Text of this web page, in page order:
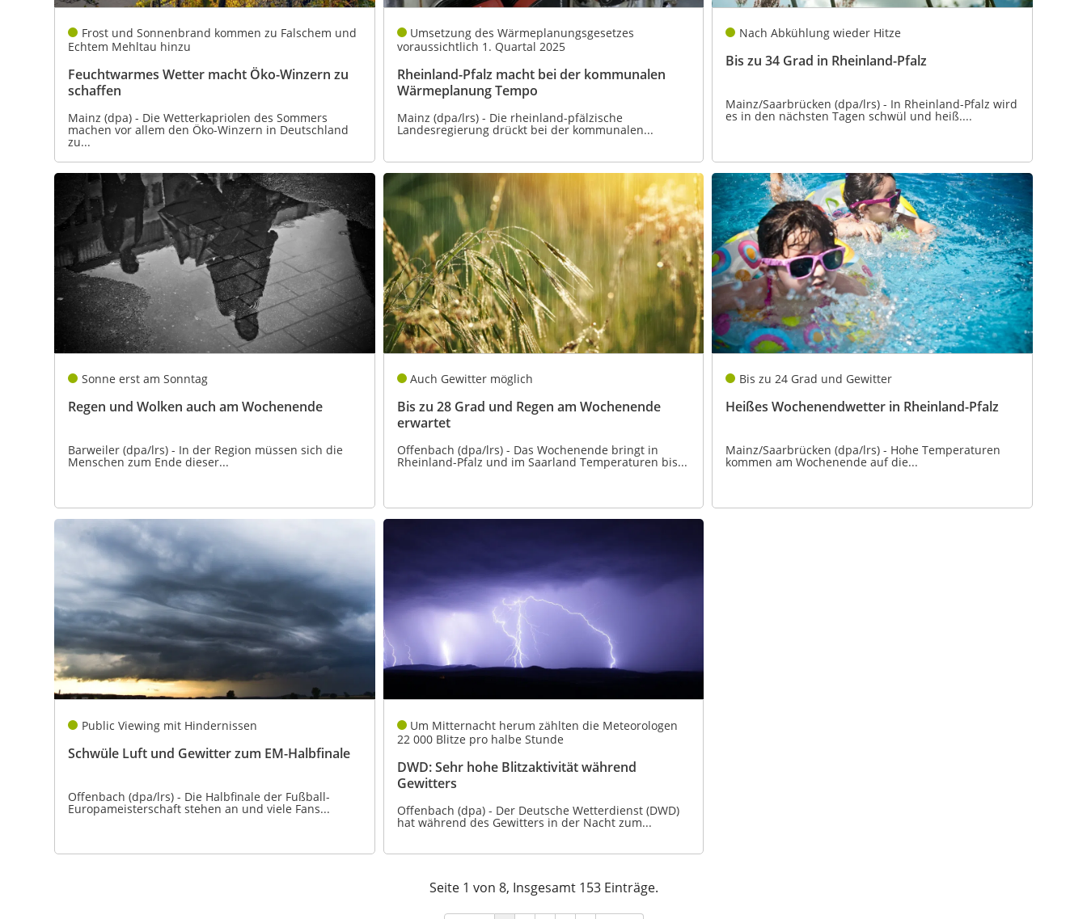
Frost und Sonnenbrand kommen zu Falschem und
Echtem Mehltau hinzu
Feuchtwarmes Wetter macht Öko-Winzern zu
schaffen
Mainz (dpa) - Die Wetterkapriolen des Sommers
machen vor allem den Öko-Winzern in Deutschland
zu...
Umsetzung des Wärmeplanungsgesetzes
voraussichtlich 1. Quartal 2025
Rheinland-Pfalz macht bei der kommunalen
Wärmeplanung Tempo
Mainz (dpa/lrs) - Die rheinland-pfälzische
Landesregierung drückt bei der kommunalen...
Nach Abkühlung wieder Hitze
Bis zu 34 Grad in Rheinland-Pfalz
Mainz/Saarbrücken (dpa/lrs) - In Rheinland-Pfalz wird
es in den nächsten Tagen schwül und heiß....
Sonne erst am Sonntag
Regen und Wolken auch am Wochenende
Barweiler (dpa/lrs) - In der Region müssen sich die
Menschen zum Ende dieser...
Auch Gewitter möglich
Bis zu 28 Grad und Regen am Wochenende
erwartet
Offenbach (dpa/lrs) - Das Wochenende bringt in
Rheinland-Pfalz und im Saarland Temperaturen bis...
Bis zu 24 Grad und Gewitter
Heißes Wochenendwetter in Rheinland-Pfalz
Mainz/Saarbrücken (dpa/lrs) - Hohe Temperaturen
kommen am Wochenende auf die...
Public Viewing mit Hindernissen
Schwüle Luft und Gewitter zum EM-Halbfinale
Offenbach (dpa/lrs) - Die Halbfinale der Fußball-
Europameisterschaft stehen an und viele Fans...
Um Mitternacht herum zählten die Meteorologen
22 000 Blitze pro halbe Stunde
DWD: Sehr hohe Blitzaktivität während
Gewitters
Offenbach (dpa) - Der Deutsche Wetterdienst (DWD)
hat während des Gewitters in der Nacht zum...
Seite 1 von 8, Insgesamt 153 Einträge.